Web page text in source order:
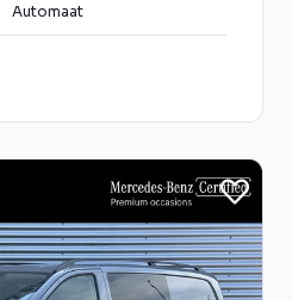
Automaat